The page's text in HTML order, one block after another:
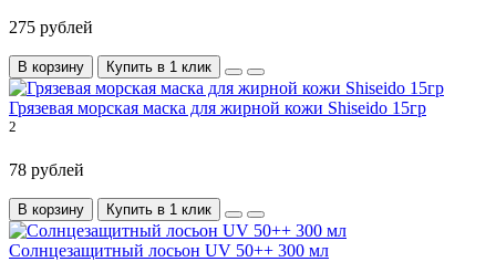
275 рублей
В корзину Купить в 1 клик
Грязевая морская маска для жирной кожи Shiseido 15гр
2
78 рублей
В корзину Купить в 1 клик
Солнцезащитный лосьон UV 50++ 300 мл